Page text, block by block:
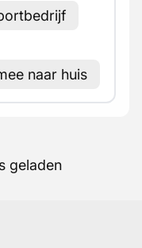
naar huis
geladen